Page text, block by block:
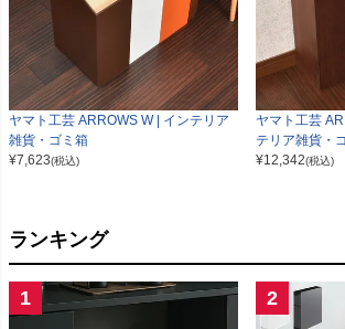
ヤマト工芸 ARROWS W | インテリア
雑貨・ゴミ箱
¥7,623(税込)
ヤマト工芸
テリア雑貨・
¥12,342(税込)
ランキング
1 2